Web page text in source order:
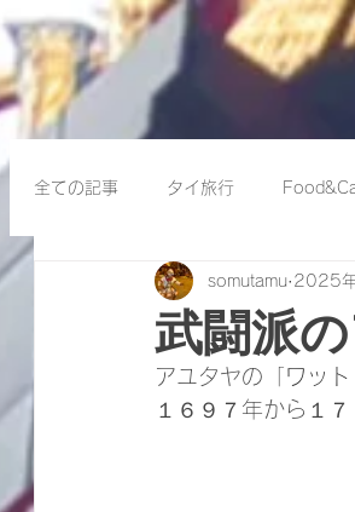
全ての記事 タイ旅行
武闘派
somutamu 2025
アユタヤの「
ワッ
１６９７年から１